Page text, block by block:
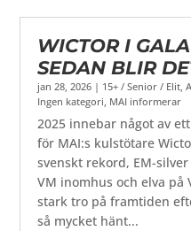
WICTOR I
SEDAN BLIR
jan 28, 2026 | 15+ / Senior / Elit,
Ingen kategori, MAI informerar
2025 innebar något av
för MAI:s kulstötare
svenskt rekord, EM-
VM inomhus och elva på
stark tro på framtiden
så mycket hänt...